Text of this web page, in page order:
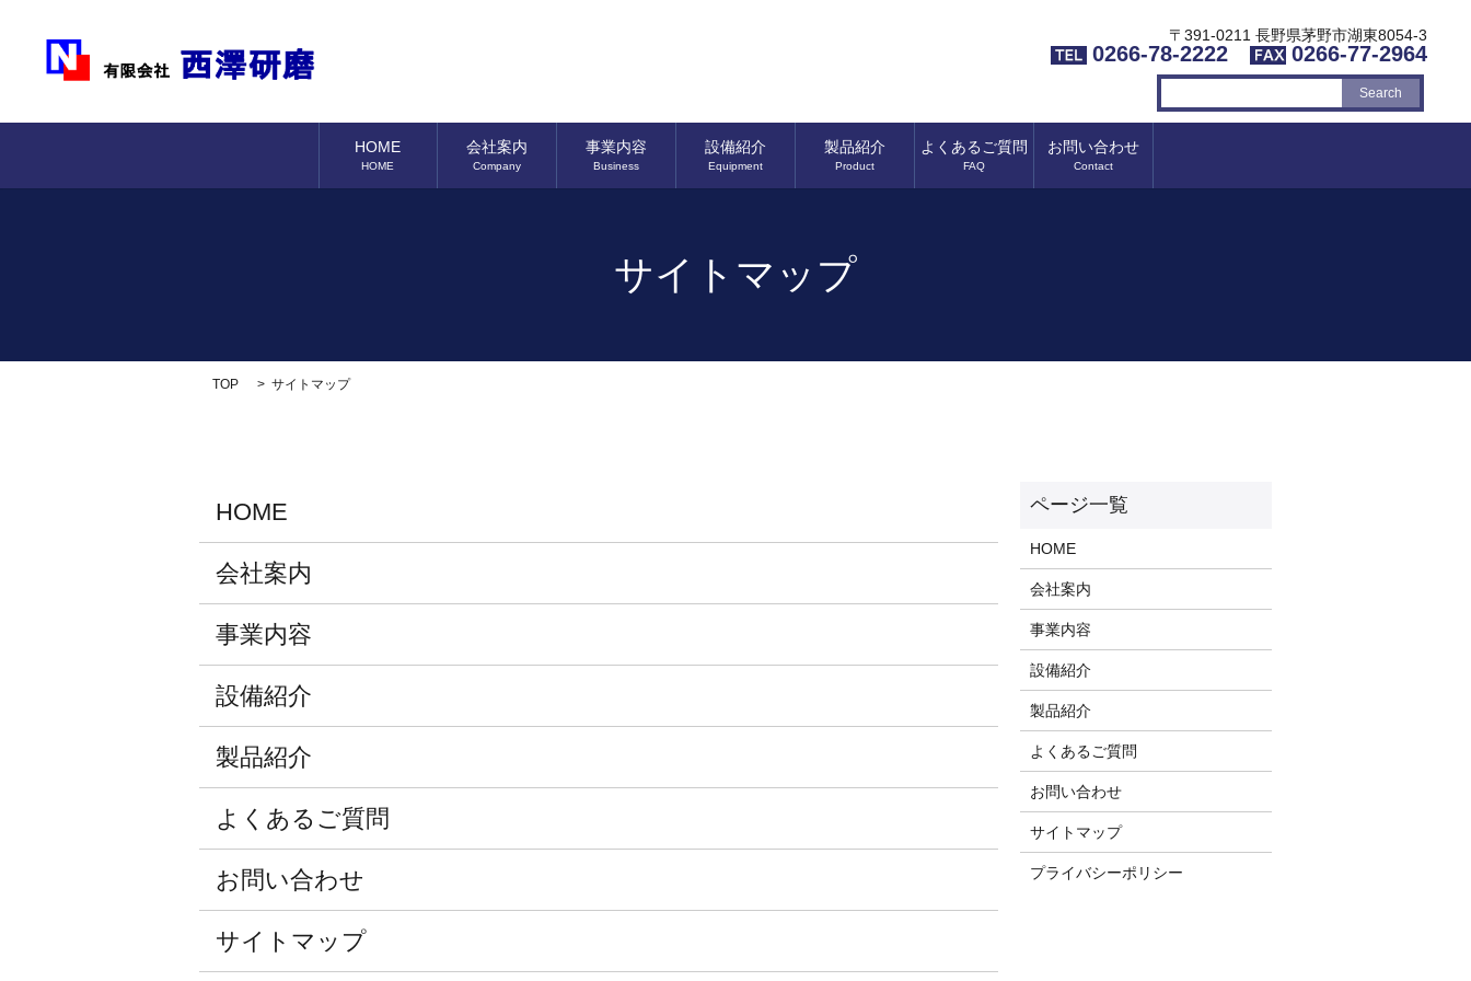
〒391-0211 長野県茅野市湖東8054-3
0266-78-2222 0266-77-2964
HOME
HOME
会社案内
Company
事業内容
Business
設備紹介
Equipment
製品紹介
Product
よくあるご質問
FAQ
お問い合わせ
Contact
サイトマップ
TOP サイトマップ
HOME
会社案内
事業内容
設備紹介
製品紹介
よくあるご質問
お問い合わせ
サイトマップ
HOME
会社案内
事業内容
設備紹介
製品紹介
よくあるご質問
お問い合わせ
サイトマップ
プライバシーポリシー